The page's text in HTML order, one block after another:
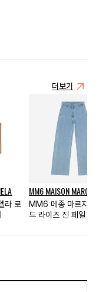
더보기
라 로
MM6 MAISON
MM6 메종 마르지엘
드 라이즈 진 페일 블